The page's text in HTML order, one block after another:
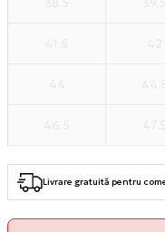
Livrare gratuită pentru